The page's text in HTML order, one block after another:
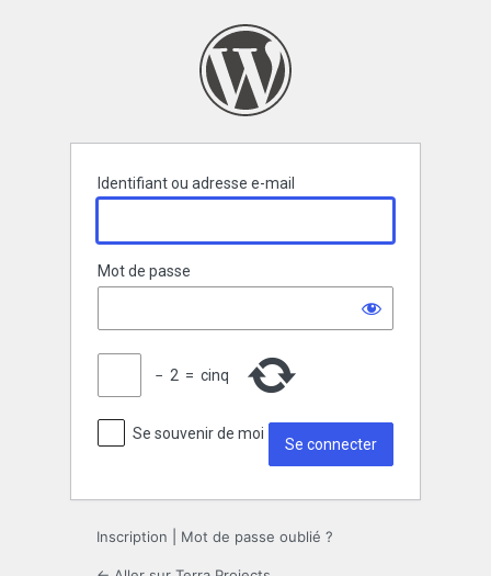
Identifiant ou adresse e-mail
Mot de passe
− 2 = cinq
Se souvenir de moi
Inscription Mot de passe oublié ?